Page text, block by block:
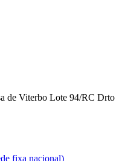
de Viterbo Lote 94/RC Drto
fixa nacional)